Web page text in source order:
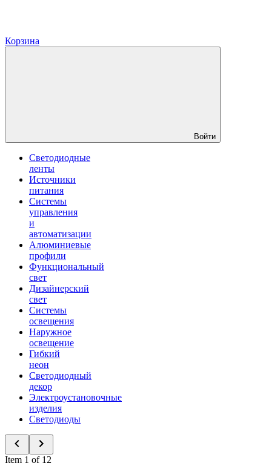
Корзина
Войти
Светодиодные
ленты
Источники
питания
Системы
управления
и
автоматизации
Алюминиевые
профили
Функциональный
свет
Дизайнерский
свет
Системы
освещения
Наружное
освещение
Гибкий
неон
Светодиодный
декор
Электроустановочные
изделия
Светодиоды
Item 1 of 12